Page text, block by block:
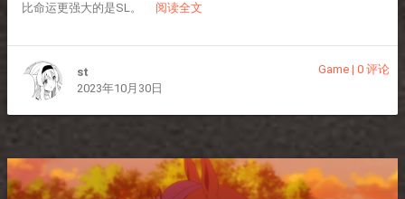
比命运更强大的是SL。 阅读全文
st
2023年10月30日
Game |0 评论